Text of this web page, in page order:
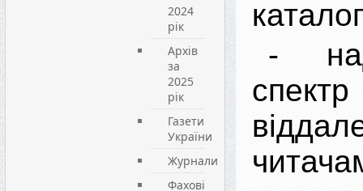
2024
рік
Архів
за
2025
рік
Газети
України
Журнали
Фахові
-